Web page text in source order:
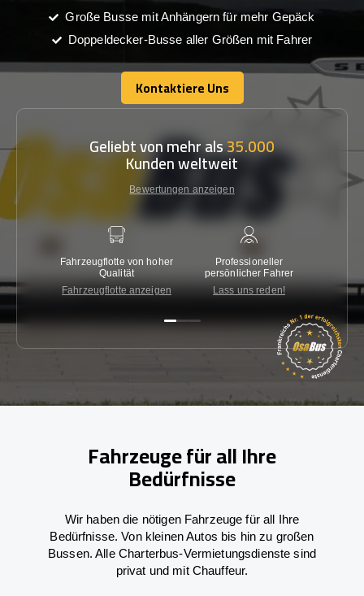
Große Busse mit Anhängern für mehr Gepäck
Doppeldecker-Busse aller Größen mit Fahrer
Kontaktiere Uns
Kontaktiere Uns
Geliebt von mehr als35.000
Kunden weltweit
Bewertungen anzeigen
Fahrzeugflotte von hoher
Qualität
Fahrzeugflotte anzeigen
Professioneller
persönlicher Fahrer
Lass uns reden!
Fahrzeuge für all Ihre
Bedürfnisse
Wir haben die nötigen Fahrzeuge für all Ihre
Bedürfnisse. Von kleinen Autos bis hin zu großen
Bussen. Alle Charterbus-Vermietungsdienste sind
privat und mit Chauffeur.